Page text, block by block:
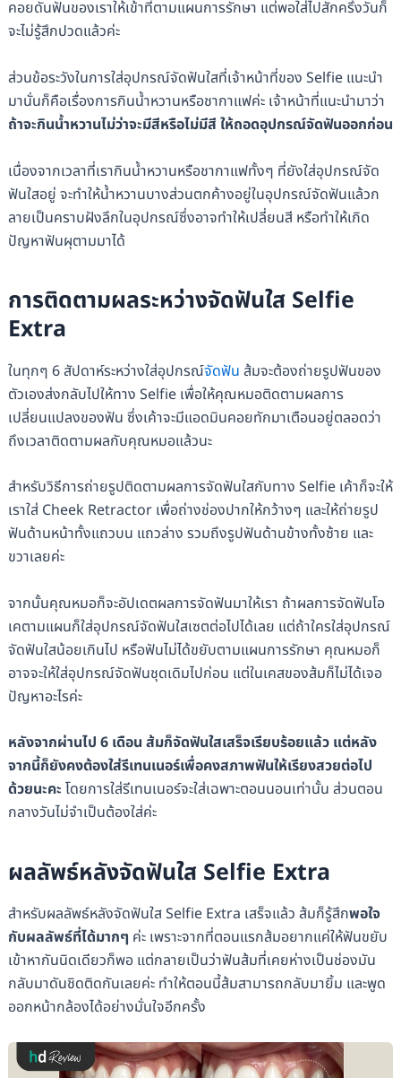
คอยดันฟันของเราให้เข้าที่ตามแผนการรักษา แต่พอใส่ไปสักครึ่งวันก็
จะไม่รู้สึกปวดแล้วค่ะ
ส่วนข้อระวังในการใส่อุปกรณ์จัดฟันใสที่เจ้าหน้าที่ของ Selfie แนะนำ
มานั่นก็คือเรื่องการกินน้ำหวานหรือชากาแฟค่ะ เจ้าหน้าที่แนะนำมาว่า
ถ้าจะกินน้ำหวานไม่ว่าจะมีสีหรือไม่มีสี ให้ถอดอุปกรณ์จัดฟันออกก่อน
เนื่องจากเวลาที่เรากินน้ำหวานหรือชากาแฟทั้งๆ ที่ยังใส่อุปกรณ์จัด
ฟันใสอยู่ จะทำให้น้ำหวานบางส่วนตกค้างอยู่ในอุปกรณ์จัดฟันแล้วก
ลายเป็นคราบฝังลึกในอุปกรณ์ซึ่งอาจทำให้เปลี่ยนสี หรือทำให้เกิด
ปัญหาฟันผุตามมาได้
การติดตามผลระหว่างจัดฟันใส Selfie
Extra
ในทุกๆ 6 สัปดาห์ระหว่างใส่อุปกรณ์จัดฟัน ส้มจะต้องถ่ายรูปฟันของ
ตัวเองส่งกลับไปให้ทาง Selfie เพื่อให้คุณหมอติดตามผลการ
เปลี่ยนแปลงของฟัน ซึ่งเค้าจะมีแอดมินคอยทักมาเตือนอยู่ตลอดว่า
ถึงเวลาติดตามผลกับคุณหมอแล้วนะ
สำหรับวิธีการถ่ายรูปติดตามผลการจัดฟันใสกับทาง Selfie เค้าก็จะให้
เราใส่ Cheek Retractor เพื่อถ่างช่องปากให้กว้างๆ และให้ถ่ายรูป
ฟันด้านหน้าทั้งแถวบน แถวล่าง รวมถึงรูปฟันด้านข้างทั้งซ้าย และ
ขวาเลยค่ะ
จากนั้นคุณหมอก็จะอัปเดตผลการจัดฟันมาให้เรา ถ้าผลการจัดฟันโอ
เคตามแผนก็ใส่อุปกรณ์จัดฟันใสเซตต่อไปได้เลย แต่ถ้าใครใส่อุปกรณ์
จัดฟันใสน้อยเกินไป หรือฟันไม่ได้ขยับตามแผนการรักษา คุณหมอก็
อาจจะให้ใส่อุปกรณ์จัดฟันชุดเดิมไปก่อน แต่ในเคสของส้มก็ไม่ได้เจอ
ปัญหาอะไรค่ะ
หลังจากผ่านไป 6 เดือน ส้มก็จัดฟันใสเสร็จเรียบร้อยแล้ว แต่หลัง
จากนี้ก็ยังคงต้องใส่รีเทนเนอร์เพื่อคงสภาพฟันให้เรียงสวยต่อไป
ด้วยนะคะ โดยการใส่รีเทนเนอร์จะใส่เฉพาะตอนนอนเท่านั้น ส่วนตอน
กลางวันไม่จำเป็นต้องใส่ค่ะ
ผลลัพธ์หลังจัดฟันใส Selfie Extra
สำหรับผลลัพธ์หลังจัดฟันใส Selfie Extra เสร็จแล้ว ส้มก็รู้สึกพอใจ
กับผลลัพธ์ที่ได้มากๆ ค่ะ เพราะจากที่ตอนแรกส้มอยากแค่ให้ฟันขยับ
เข้าหากันนิดเดียวก็พอ แต่กลายเป็นว่าฟันส้มที่เคยห่างเป็นช่องมัน
กลับมาดันชิดติดกันเลยค่ะ ทำให้ตอนนี้ส้มสามารถกลับมายิ้ม และพูด
ออกหน้ากล้องได้อย่างมั่นใจอีกครั้ง